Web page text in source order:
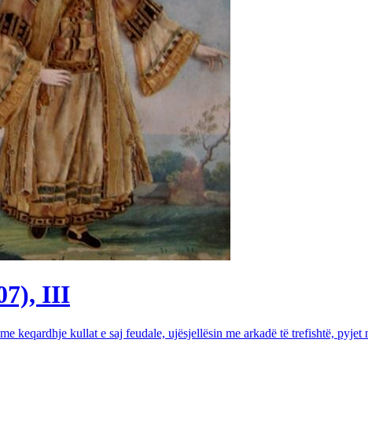
III
keqardhje kullat e saj feudale, ujësjellësin me arkadë të trefishtë,